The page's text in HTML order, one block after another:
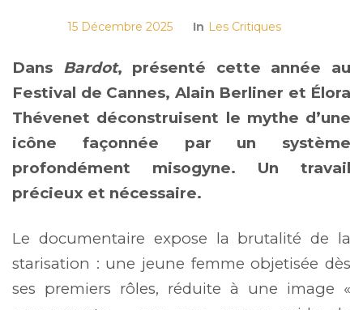
15 Décembre 2025 In Les Critiques
Dans Bardot, présenté cette année au
Festival de Cannes, Alain Berliner et Élora
Thévenet déconstruisent le mythe d’une
icône façonnée par un système
profondément misogyne. Un travail
précieux et nécessaire.
Le documentaire expose la brutalité de la
starisation : une jeune femme objetisée dès
ses premiers rôles, réduite à une image «